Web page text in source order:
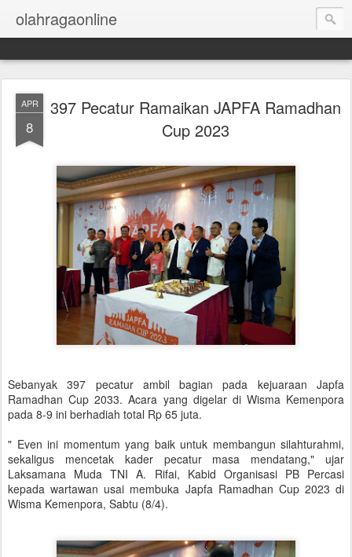
olahragaonline
APR
8
397 Pecatur Ramaikan JAPFA Ramadhan
Cup 2023
Sebanyak 397 pecatur ambil bagian pada kejuaraan Japfa
Ramadhan Cup 2033. Acara yang digelar di Wisma Kemenpora
pada 8-9 ini berhadiah total Rp 65 juta.
" Even ini momentum yang baik untuk membangun silahturahmi,
sekaligus mencetak kader pecatur masa mendatang," ujar
Laksamana Muda TNI A. Rifai, Kabid Organisasi PB Percasi
kepada wartawan usai membuka Japfa Ramadhan Cup 2023 di
Wisma Kemenpora, Sabtu (8/4).